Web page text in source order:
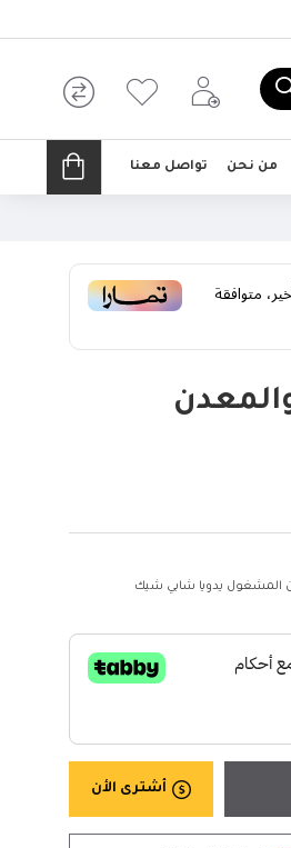
من نحن تواصل معنا
متوافقة
يدويا شابي شيك
أشترى الأن